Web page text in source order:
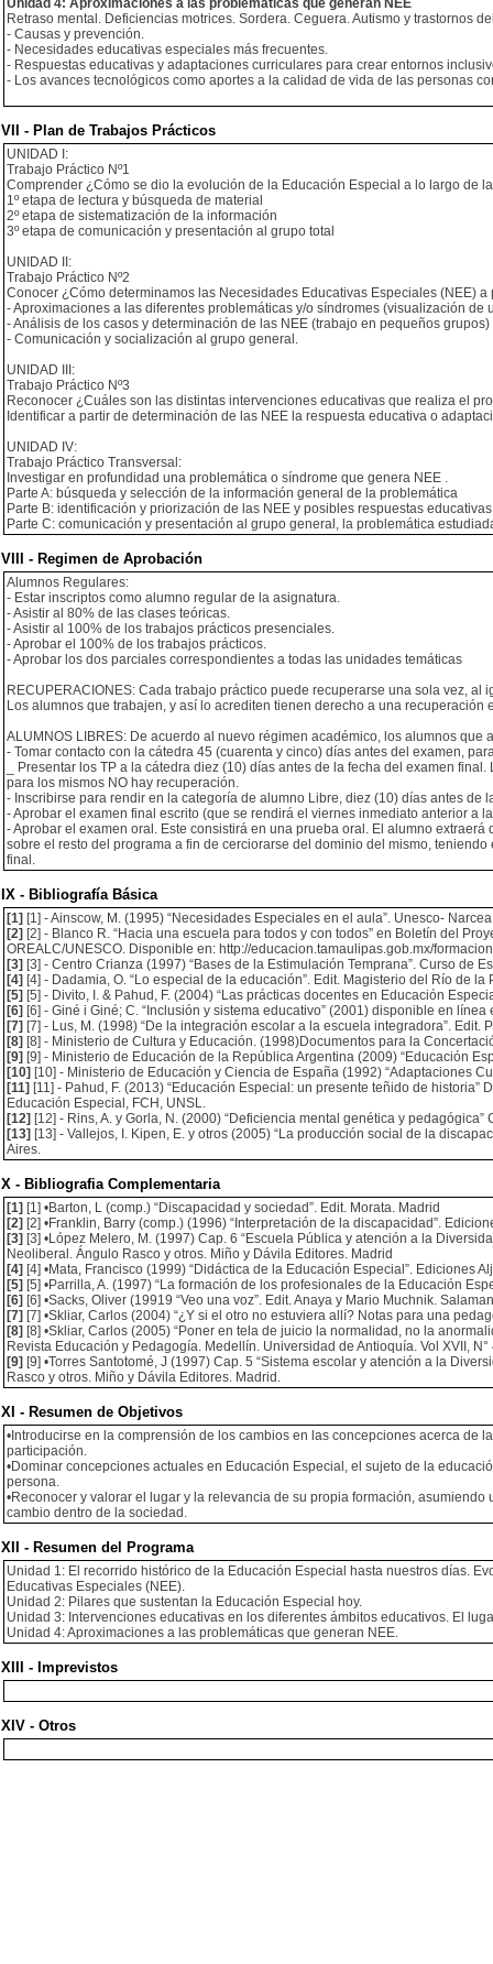
Unidad 4: Aproximaciones a las problemáticas que generan NEE
Retraso mental. Deficiencias motrices. Sordera. Ceguera. Autismo y trastornos
- Causas y prevención.
- Necesidades educativas especiales más frecuentes.
- Respuestas educativas y adaptaciones curriculares para crear entornos
- Los avances tecnológicos como aportes a la calidad de vida de las personas
VII - Plan de Trabajos Prácticos
UNIDAD I:
Trabajo Práctico Nº1
Comprender ¿Cómo se dio la evolución de la Educación Especial a lo largo de
1º etapa de lectura y búsqueda de material
2º etapa de sistematización de la información
3º etapa de comunicación y presentación al grupo total
UNIDAD II:
Trabajo Práctico Nº2
Conocer ¿Cómo determinamos las Necesidades Educativas Especiales (NEE)
- Aproximaciones a las diferentes problemáticas y/o síndromes (visualización de
- Análisis de los casos y determinación de las NEE (trabajo en pequeños grupos)
- Comunicación y socialización al grupo general.
UNIDAD III:
Trabajo Práctico Nº3
Reconocer ¿Cuáles son las distintas intervenciones educativas que realiza el
Identificar a partir de determinación de las NEE la respuesta educativa o
UNIDAD IV:
Trabajo Práctico Transversal:
Investigar en profundidad una problemática o síndrome que genera NEE .
Parte A: búsqueda y selección de la información general de la problemática
Parte B: identificación y priorización de las NEE y posibles respuestas
Parte C: comunicación y presentación al grupo general, la problemática
VIII - Regimen de Aprobación
Alumnos Regulares:
- Estar inscriptos como alumno regular de la asignatura.
- Asistir al 80% de las clases teóricas.
- Asistir al 100% de los trabajos prácticos presenciales.
- Aprobar el 100% de los trabajos prácticos.
- Aprobar los dos parciales correspondientes a todas las unidades temáticas
RECUPERACIONES: Cada trabajo práctico puede recuperarse una sola vez,
Los alumnos que trabajen, y así lo acrediten tienen derecho a una recuperación
ALUMNOS LIBRES: De acuerdo al nuevo régimen académico, los alumnos
- Tomar contacto con la cátedra 45 (cuarenta y cinco) días antes del examen,
_ Presentar los TP a la cátedra diez (10) días antes de la fecha del examen
para los mismos NO hay recuperación.
- Inscribirse para rendir en la categoría de alumno Libre, diez (10) días antes de
- Aprobar el examen final escrito (que se rendirá el viernes inmediato anterior a
- Aprobar el examen oral. Este consistirá en una prueba oral. El alumno
sobre el resto del programa a fin de cerciorarse del dominio del mismo,
final.
IX - Bibliografía Básica
[1] [1] - Ainscow, M. (1995) “Necesidades Especiales en el aula”. Unesco-
[2] [2] - Blanco R. “Hacia una escuela para todos y con todos” en Boletín del
OREALC/UNESCO. Disponible en: http://educacion.tamaulipas.gob.mx/
[3] [3] - Centro Crianza (1997) “Bases de la Estimulación Temprana”. Curso de
[4] [4] - Dadamia, O. “Lo especial de la educación”. Edit. Magisterio del Río de la
[5] [5] - Divito, I. & Pahud, F. (2004) “Las prácticas docentes en Educación
[6] [6] - Giné i Giné; C. “Inclusión y sistema educativo” (2001) disponible en
[7] [7] - Lus, M. (1998) “De la integración escolar a la escuela integradora”. Edit.
[8] [8] - Ministerio de Cultura y Educación. (1998)Documentos para la
[9] [9] - Ministerio de Educación de la República Argentina (2009) “Educación
[10] [10] - Ministerio de Educación y Ciencia de España (1992) “Adaptaciones
[11] [11] - Pahud, F. (2013) “Educación Especial: un presente teñido de
Educación Especial, FCH, UNSL.
[12] [12] - Rins, A. y Gorla, N. (2000) “Deficiencia mental genética y pedagógica”
[13] [13] - Vallejos, I. Kipen, E. y otros (2005) “La producción social de la
Aires.
X - Bibliografia Complementaria
[1] [1] •Barton, L (comp.) “Discapacidad y sociedad”. Edit. Morata. Madrid
[2] [2] •Franklin, Barry (comp.) (1996) “Interpretación de la discapacidad”.
[3] [3] •López Melero, M. (1997) Cap. 6 “Escuela Pública y atención a la
Neoliberal. Ángulo Rasco y otros. Miño y Dávila Editores. Madrid
[4] [4] •Mata, Francisco (1999) “Didáctica de la Educación Especial”. Ediciones
[5] [5] •Parrilla, A. (1997) “La formación de los profesionales de la Educación
[6] [6] •Sacks, Oliver (19919 “Veo una voz”. Edit. Anaya y Mario Muchnik.
[7] [7] •Skliar, Carlos (2004) “¿Y si el otro no estuviera allí? Notas para una
[8] [8] •Skliar, Carlos (2005) “Poner en tela de juicio la normalidad, no la
Revista Educación y Pedagogía. Medellín. Universidad de Antioquía. Vol XVII, N°
[9] [9] •Torres Santotomé, J (1997) Cap. 5 “Sistema escolar y atención a la
Rasco y otros. Miño y Dávila Editores. Madrid.
XI - Resumen de Objetivos
•Introducirse en la comprensión de los cambios en las concepciones acerca
participación.
•Dominar concepciones actuales en Educación Especial, el sujeto de la
persona.
•Reconocer y valorar el lugar y la relevancia de su propia formación,
cambio dentro de la sociedad.
XII - Resumen del Programa
Unidad 1: El recorrido histórico de la Educación Especial hasta nuestros días.
Educativas Especiales (NEE).
Unidad 2: Pilares que sustentan la Educación Especial hoy.
Unidad 3: Intervenciones educativas en los diferentes ámbitos educativos. El
Unidad 4: Aproximaciones a las problemáticas que generan NEE.
XIII - Imprevistos
XIV - Otros